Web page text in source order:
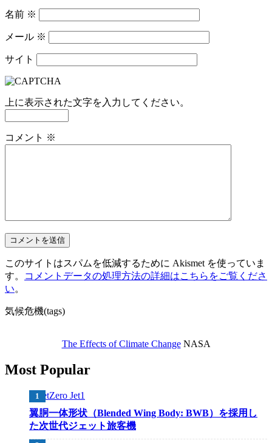
名前 ※
メール ※
サイト
上に表示された文字を入力してください。
コメント ※
このサイトはスパムを低減するために Akismet を使っていま
す。
コメントデータの処理方法の詳細はこちらをご覧くださ
い。
気候危機(tags)
The Effects of Climate ChangeNASA
Most Popular
翼胴一体形状（Blended Wing Body: BWB）を採用し
た次世代ジェット旅客機